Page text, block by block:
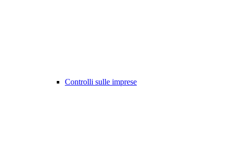
Controlli sulle imprese